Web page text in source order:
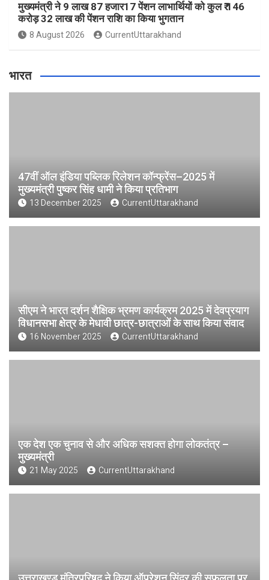
मुख्यमंत्री ने 9 लाख 87 हजार17 पेंशन लाभार्थियों को कुल ₹ 146
करोड़ 32 लाख की पेंशन राशि का किया भुगतान
8 August 2026 CurrentUttarakhand
भारत
47वीं ऑल इंडिया पब्लिक रिलेशन कॉन्फ्रेंस–2025 में
मुख्यमंत्री पुष्कर सिंह धामी ने किया प्रतिभाग
13 December 2025 CurrentUttarakhand
सीएम ने भारत दर्शन शैक्षिक भ्रमण कार्यक्रम 2025 में देवप्रयाग
विधानसभा क्षेत्र के मेधावी छात्र-छात्राओं के साथ किया संवाद
16 November 2025 CurrentUttarakhand
एक देश एक चुनाव से और अधिक सशक्त होगा लोकतंत्र –
मुख्यमंत्री
21 May 2025 CurrentUttarakhand